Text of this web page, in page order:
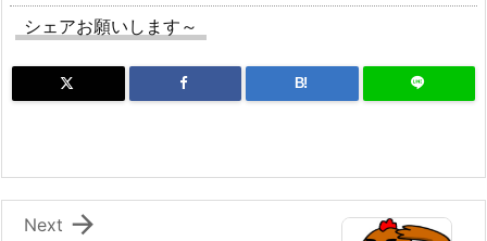
シェアお願いします～
B!

Next